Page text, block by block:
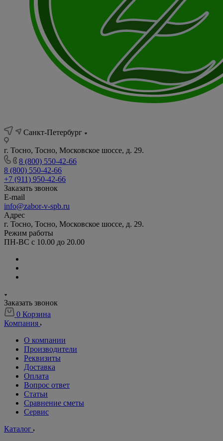
Санкт-Петербург
г. Тосно, Тосно, Московское шоссе, д. 29.
8 (800) 550-42-66
8 (800) 550-42-66
+7 (911) 950-42-66
Заказать звонок
E-mail
info@zabor-v-spb.ru
Адрес
г. Тосно, Тосно, Московское шоссе, д. 29.
Режим работы
ПН-ВС с 10.00 до 20.00
Заказать звонок
0 Корзина
Компания
О компании
Производители
Реквизиты
Доставка
Оплата
Вопрос ответ
Статьи
Сравнение сметы
Сервис
Каталог